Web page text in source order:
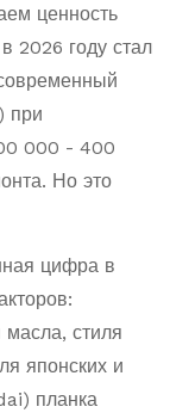
ценность
2026 году стал
при
000 - 400
Но это
цифра в
масла, стиля
японских и
планка